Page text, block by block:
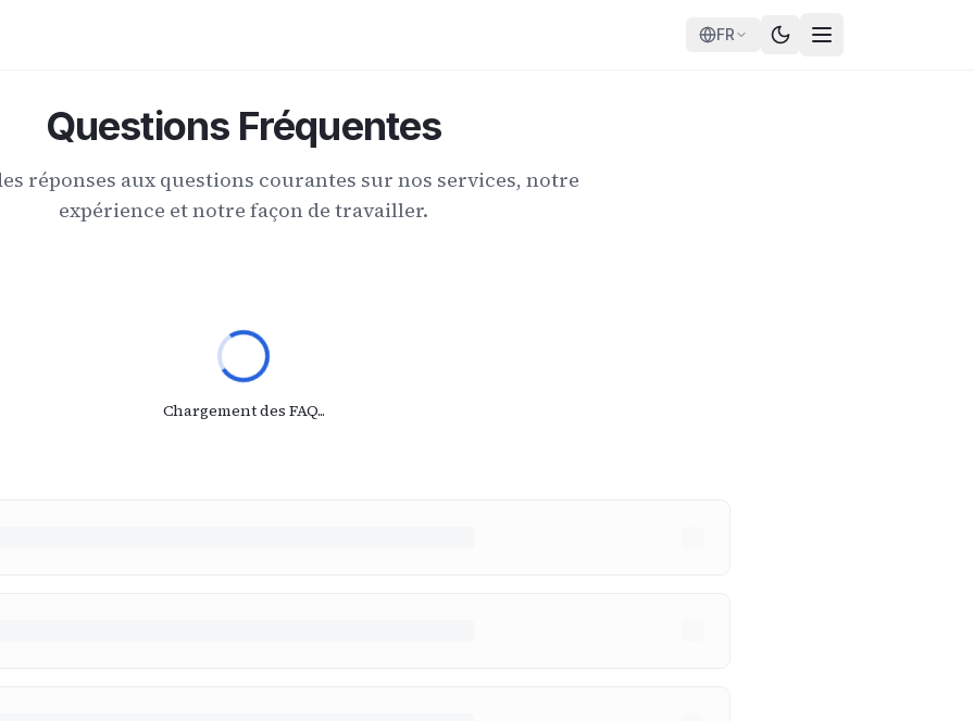
FR
Questions Fréquentes
réponses aux questions courantes sur nos services, notre
expérience et notre façon de travailler.
Chargement des FAQ...